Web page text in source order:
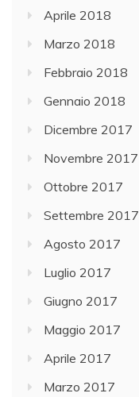
Aprile 2018
Marzo 2018
Febbraio 2018
Gennaio 2018
Dicembre 2017
Novembre 2017
Ottobre 2017
Settembre 2017
Agosto 2017
Luglio 2017
Giugno 2017
Maggio 2017
Aprile 2017
Marzo 2017